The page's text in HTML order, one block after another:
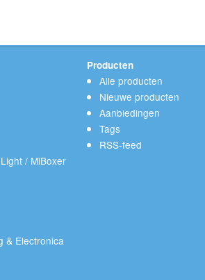
/ MiBoxer
& Electronica
Producten
Alle producten
Nieuwe producten
Aanbiedingen
Tags
RSS-feed